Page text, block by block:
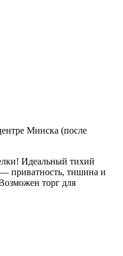
Минска (после
Идеальный тихий
приватность, тишина и
торг для